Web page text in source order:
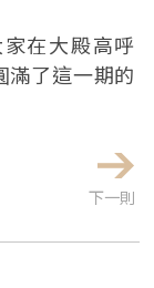
在大殿高呼
滿了這一期的
下一則